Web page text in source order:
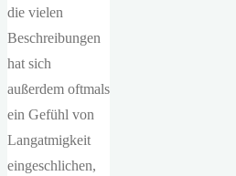
die vielen
Beschreibungen
hat sich
außerdem oftmals
ein Gefühl von
Langatmigkeit
eingeschlichen,